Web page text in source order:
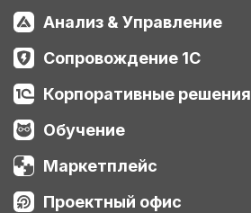
Анализ & Управление
Сопровождение 1С
Корпоративные решения
Обучение
Маркетплейс
Проектный офис